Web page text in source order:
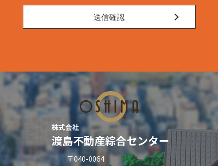
ことはありません。
を行います。
（1）電子メール及びフォームにより当社へのご質問やご意見を
いただいた場合。
株式会社
渡島不動産綜合センター
〒040-0064